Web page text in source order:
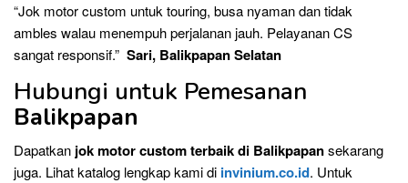
“Jok motor custom untuk touring, busa nyaman dan tidak
ambles walau menempuh perjalanan jauh. Pelayanan CS
sangat responsif.” Sari, Balikpapan Selatan
Hubungi untuk Pemesanan
Balikpapan
Dapatkan jok motor custom terbaik di Balikpapansekarang
juga. Lihat katalog lengkap kami di invinium.co.id. Untuk